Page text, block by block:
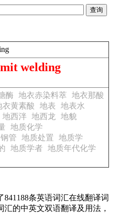
welding
酶 地衣赤染料萃
地衣那酸
衣黄素酸 地表
地表水
地西泮 地西龙
地貌
地质化学
管
地质处置
地质学
地质学者
地质年代化学
条英语词汇在线翻译词
的中英文双语翻译及用法，